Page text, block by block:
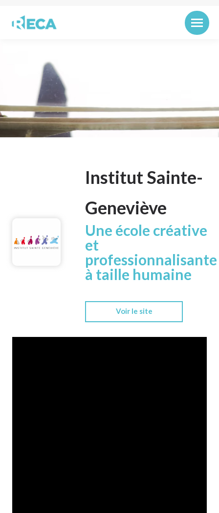
Institut Sainte-
Geneviève
Une école créative
et
professionnalisante
à taille humaine
Voir le site